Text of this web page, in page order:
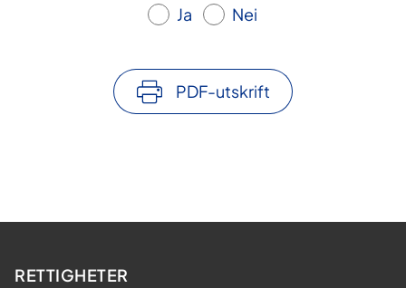
Ja Nei
PDF-utskrift
RETTIGHETER